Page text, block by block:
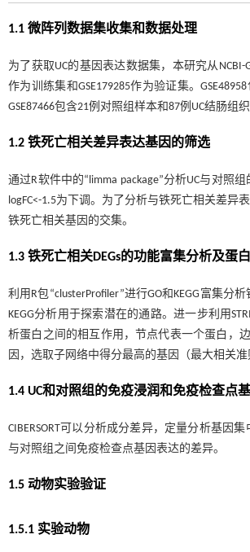
1.1 微阵列数据集收集和数据处理
为了获取UC的基因表达数据集，本研究从NCBI-
作为训练集和GSE179285作为验证集。
GSE87466包含21例对照组样本和87例UC结肠组
1.2 铁死亡相关差异表达基因的筛选
通过R软件中的“limma package”分析UC与对照
logFC<-1.5为下调。为了分析与铁死亡相关差异
铁死亡相关基因的交集。
1.3 铁死亡相关DEGs的功能富集分析及蛋
利用R包“clusterProfiler”进行GO和KEGG富集
KEGG分析用于探索潜在的通路。进一步利用
析蛋白之间的相互作用，节点代表一个蛋白，
因，选取子网络中得分最高的基因（最大相关准
1.4 UC和对照组的免疫浸润和免疫检查点基
CIBERSORT可以分析成分差异，定量分析基因
与对照组之间免疫检查点基因表达的差异。
1.5 动物实验验证
1.5.1 实验动物